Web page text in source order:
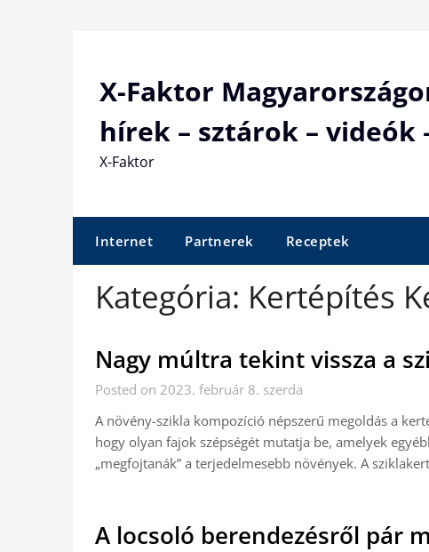
X-Faktor
hírek – sztárok –
X-Faktor
Internet Partnerek Receptek
Kategória: Kertépítés
Nagy múltra tekint vissza a
Posted on 2023. február 8. szerda
A növény-szikla kompozíció népszerű megoldás a
hogy olyan fajok szépségét mutatja be, amelyek
„megfojtanák” a terjedelmesebb növények. A
A locsoló berendezésről pár